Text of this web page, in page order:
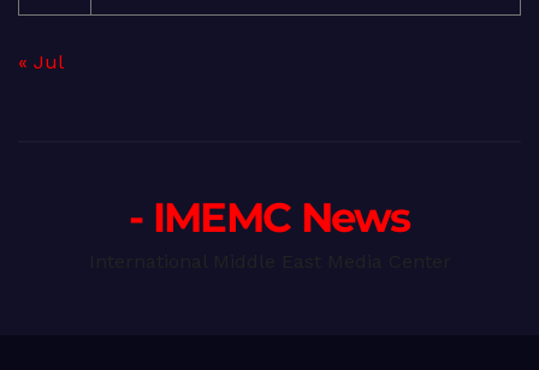
« Jul
- IMEMC News